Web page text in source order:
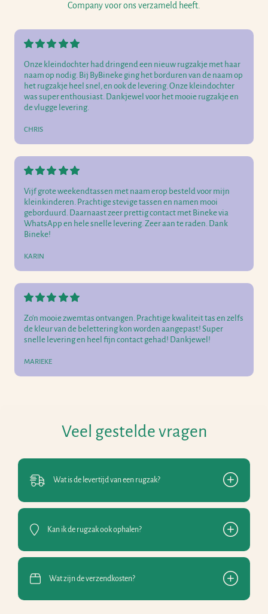
Company voor ons verzameld heeft.
Onze kleindochter had dringend een nieuw rugzakje met haar
naam op nodig. Bij ByBineke ging het borduren van de naam op
het rugzakje heel snel, en ook de levering. Onze kleindochter
was super enthousiast. Dankjewel voor het mooie rugzakje en
de vlugge levering.
CHRIS
Vijf grote weekendtassen met naam erop besteld voor mijn
kleinkinderen. Prachtige stevige tassen en namen mooi
geborduurd. Daarnaast zeer prettig contact met Bineke via
WhatsApp en hele snelle levering. Zeer aan te raden. Dank
Bineke!
KARIN
Zo'n mooie zwemtas ontvangen. Prachtige kwaliteit tas en zelfs
de kleur van de belettering kon worden aangepast! Super
snelle levering en heel fijn contact gehad! Dankjewel!
MARIEKE
Veel gestelde vragen
Wat is de levertijd van een rugzak?
Kan ik de rugzak ook ophalen?
Wat zijn de verzendkosten?